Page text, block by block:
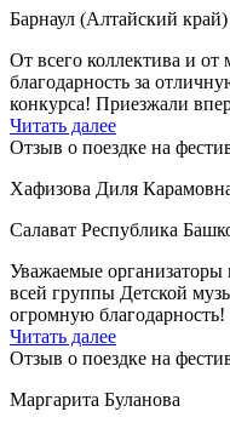
Барнаул (Алтайский край)
От всего коллектива и
благодарность за
конкурса! Приезжали
Читать далее
Отзыв о поездке на
Хафизова Диля
Салават Республика
Уважаемые
всей группы Детской
огромную
Читать далее
Отзыв о поездке на
Маргарита Буланова